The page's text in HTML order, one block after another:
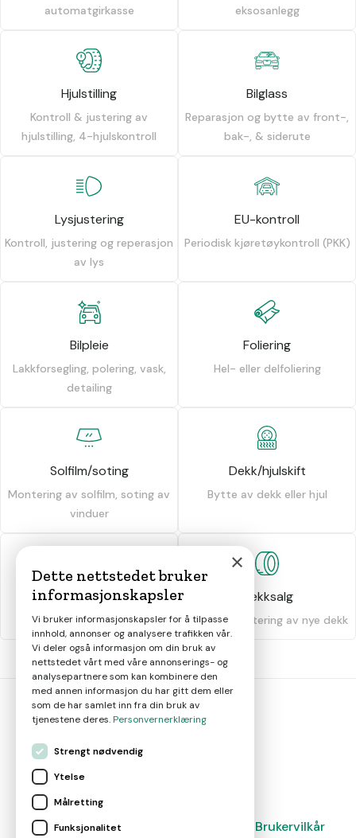
automatgirkasse
eksosanlegg
Hjulstilling
Kontroll & justering av
hjulstilling, 4-hjulskontroll
Bilglass
Reparasjon og bytte av front-,
bak-, & siderute
Lysjustering
Kontroll, justering og reperasjon
av lys
EU-kontroll
Periodisk kjøretøykontroll (PKK)
Bilpleie
Lakkforsegling, polering, vask,
detailing
Foliering
Hel- eller delfoliering
Solfilm/soting
Montering av solfilm, soting av
vinduer
Dekk/hjulskift
Bytte av dekk eller hjul
Dekkhotell
Oppbevaring av dekk
Dekksalg
Salg og montering av nye dekk
smart
Magasin Nyheter Brukervilkår
×
Dette nettstedet bruker
informasjonskapsler
Vi bruker informasjonskapsler for å tilpasse
innhold, annonser og analysere trafikken vår.
Vi deler også informasjon om din bruk av
nettstedet vårt med våre annonserings- og
analysepartnere som kan kombinere den
med annen informasjon du har gitt dem eller
som de har samlet inn fra din bruk av
tjenestene deres.Personvernerklæring
Strengt nødvendig
Ytelse
Målretting
Funksjonalitet